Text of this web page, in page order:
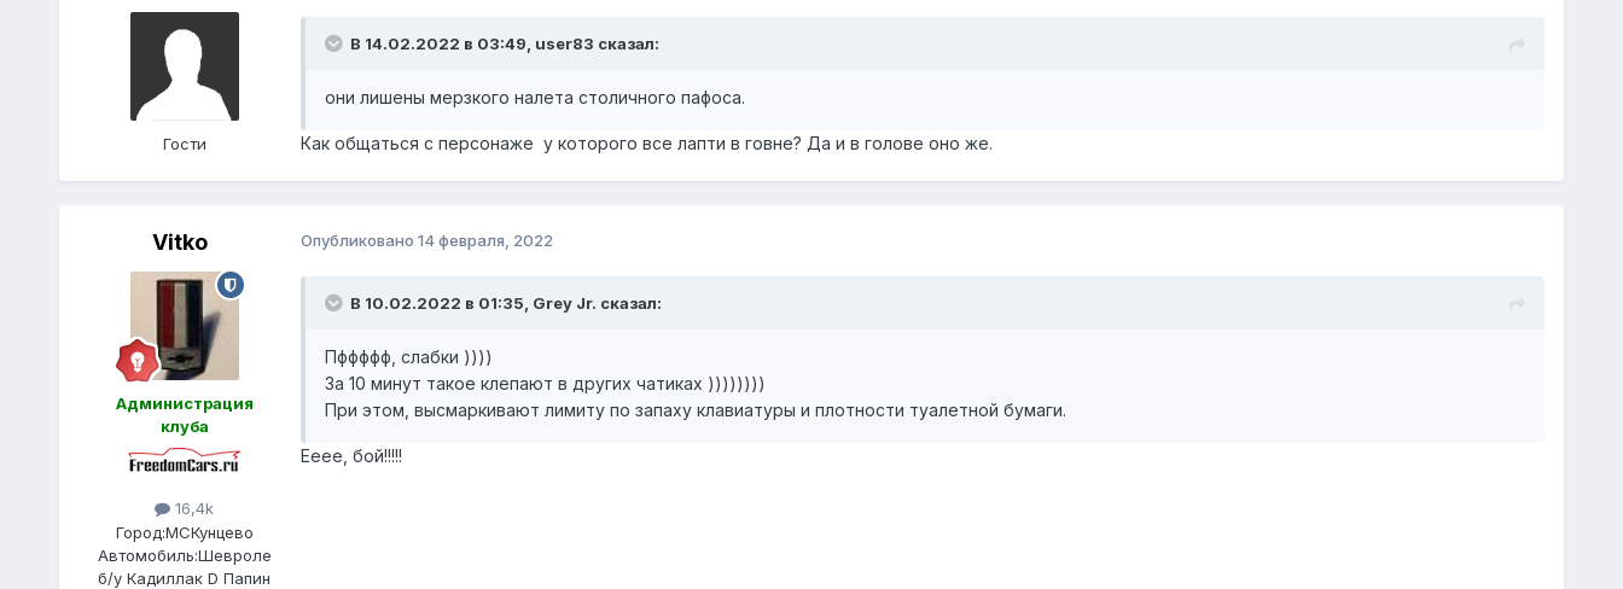
Гости
В 14.02.2022 в 03:49, user83 сказал:
они лишены мерзкого налета столичного пафоса.
Как общаться с персонаже у которого все лапти в говне? Да и в голове оно же.
Vitko
Администрация
клуба
16,4k
Город:МСКунцево
Автомобиль:Шевроле
б/у Кадиллак D Папин
Опубликовано 14 февраля, 2022
В 10.02.2022 в 01:35, Grey Jr. сказал:
Пффффф, слабки ))))
За 10 минут такое клепают в других чатиках ))))))))
При этом, высмаркивают лимиту по запаху клавиатуры и плотности туалетной бумаги.
Ееее, бой!!!!!